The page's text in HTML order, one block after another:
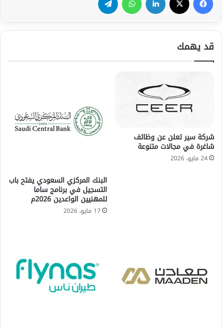
قد يهمك
شركة سير تعلن عن وظائف
شاغرة في مجالات متنوعة
24 مايو، 2026
البنك المركزي السعودي يفتح باب
التسجيل في برنامج ساما
للمهنيين الواعدين 2026م
17 مايو، 2026